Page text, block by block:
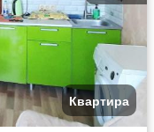
Квартира